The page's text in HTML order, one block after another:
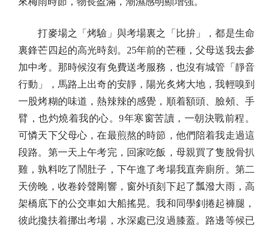
打麥場之「烤驗」與考場裏之「比拚」，都是生命
裏鋒芒四起的高光時刻。25年前的芒種，父母送我去參
加中考。那時候沒有免費送考服務，也沒有城管「靜音
行動」，馬路上出奇的安靜，陽光炙烤大地，我輕嗅到
一股烤糊的味道，熱辣辣的感覺，順着額頭、臉頰、手
臂，也灼燒着我的心。9年寒窗苦讀，一朝決戰前程。
可憐天下父母心，在最煎熬的時節，他們陪着我走過這
段路。第一天上午考完，回家吃飯，母親買了隻脫骨扒
雞，孰料吃了鬧肚子，下午進了考場我直奔廁所。第二
天傍晚，收卷鈴聲剛響，窗外頃刻下起了瓢潑大雨，高
架橋底下的公交車如大船搖晃。我和同學釗捲起褲腿，
彼此攙扶着挪出考場，水深處已沒過膝蓋。路邊等候已